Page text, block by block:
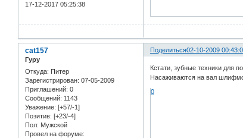
17-12-2017 05:25:38
Поделиться02-10-2009
cat157
Гуру
Откуда: Питер
Зарегистрирован: 07-05-2009
Приглашений: 0
Сообщений: 1143
Уважение: [+57/-1]
Позитив: [+23/-4]
Пол: Мужской
Провел на форуме:
Кстати, зубные техники для
Насаживаются на вал
0